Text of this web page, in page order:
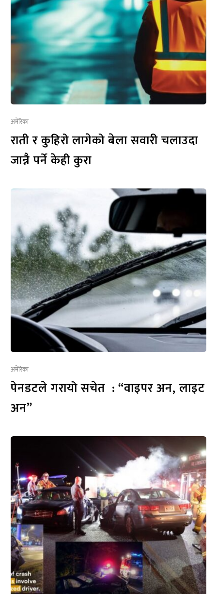
अमेरिका
राती र कुहिरो लागेको बेला सवारी चलाउदा
जान्नै पर्ने केही कुरा
अमेरिका
पेनडटले गरायो सचेत : “वाइपर अन, लाइट
अन”